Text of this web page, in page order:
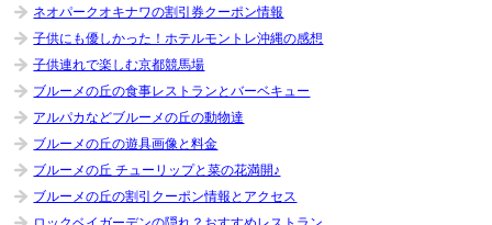
ネオパークオキナワの割引券クーポン情報
子供にも優しかった！ホテルモントレ沖縄の感想
子供連れで楽しむ京都競馬場
ブルーメの丘の食事レストランとバーベキュー
アルパカなどブルーメの丘の動物達
ブルーメの丘の遊具画像と料金
ブルーメの丘 チューリップと菜の花満開♪
ブルーメの丘の割引クーポン情報とアクセス